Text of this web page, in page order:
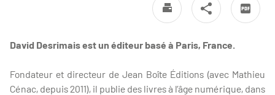
David Desrimais est un éditeur basé à Paris, France.
Fondateur et directeur de Jean Boîte Éditions (avec Mathieu
Cénac, depuis 2011), il publie des livres à l’âge numérique, dans